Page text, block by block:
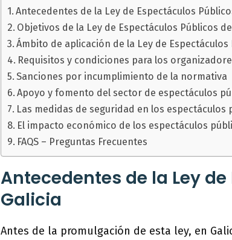
Antecedentes de la Ley de Espectáculos
Objetivos de la Ley de Espectáculos Públicos
Ámbito de aplicación de la Ley de Espectáculos
Requisitos y condiciones para los
Sanciones por incumplimiento de la normativa
Apoyo y fomento del sector de espectáculos
Las medidas de seguridad en los espectáculos
El impacto económico de los espectáculos
FAQS – Preguntas Frecuentes
Antecedentes de la Ley
Galicia
Antes de la promulgación de esta ley, en